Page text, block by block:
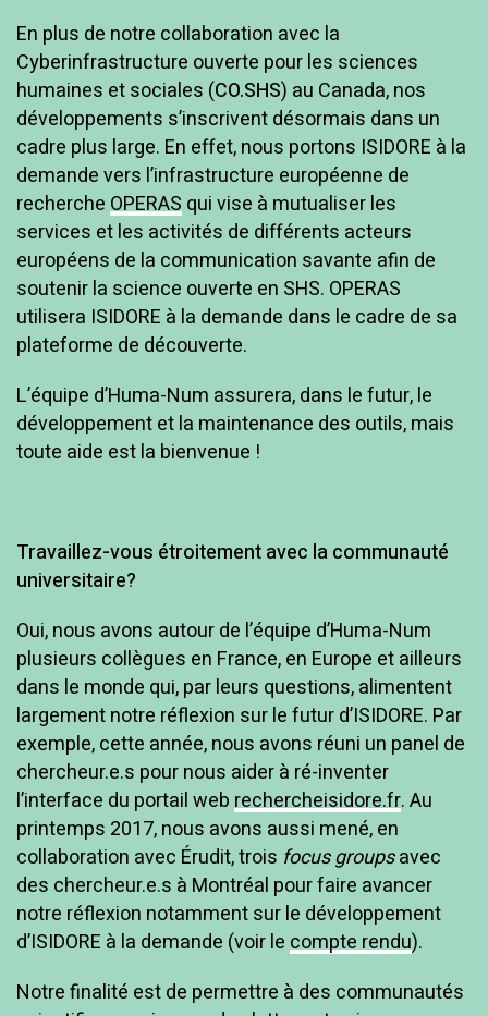
En plus de notre collaboration avec la
Cyberinfrastructure ouverte pour les sciences
humaines et sociales (CO.SHS) au Canada, nos
développements s’inscrivent désormais dans un
cadre plus large. En effet, nous portons ISIDORE à la
demande vers l’infrastructure européenne de
rechercheOPERASqui vise à mutualiser les
services et les activités de différents acteurs
européens de la communication savante afin de
soutenir la science ouverte en SHS. OPERAS
utilisera ISIDORE à la demande dans le cadre de sa
plateforme de découverte.
L’équipe d’Huma-Num assurera, dans le futur, le
développement et la maintenance des outils, mais
toute aide est la bienvenue !
Travaillez-vous étroitement avec la communauté
universitaire?
Oui, nous avons autour de l’équipe d’Huma-Num
plusieurs collègues en France, en Europe et ailleurs
dans le monde qui, par leurs questions, alimentent
largement notre réflexion sur le futur d’ISIDORE. Par
exemple, cette année, nous avons réuni un panel de
chercheur.e.s pour nous aider à ré-inventer
l’interface du portail webrechercheisidore.fr. Au
printemps 2017, nous avons aussi mené, en
collaboration avec Érudit, trois focus groupsavec
des chercheur.e.s à Montréal pour faire avancer
notre réflexion notamment sur le développement
d’ISIDORE à la demande (voir lecompte rendu).
Notre finalité est de permettre à des communautés